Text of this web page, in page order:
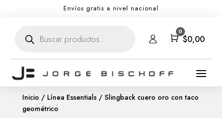
Envíos gratis a nivel nacional
productos Carro
0
$0,00
Inicio / Línea Essentials/ Slingback cuero oro con taco
geométrico